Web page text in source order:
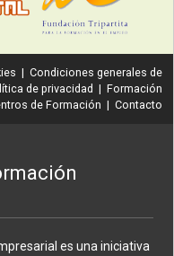
| Condiciones generales de
de privacidad | Formación
de Formación | Contacto
es una iniciativa